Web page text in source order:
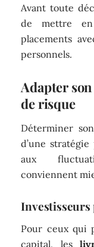
Avant toute
de mettre
placements
personnels.
Adapter
de risque
Déterminer son
d’une
aux
conviennent
Investisseurs
Pour ceux qui
capital, les